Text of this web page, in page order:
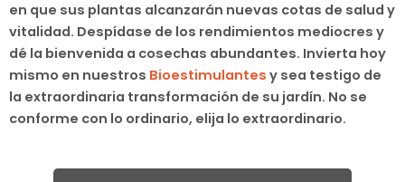
en que sus plantas alcanzarán nuevas cotas de salud y
vitalidad. Despídase de los rendimientos mediocres y
dé la bienvenida a cosechas abundantes. Invierta hoy
mismo en nuestros Bioestimulantes y sea testigo de
la extraordinaria transformación de su jardín. No se
conforme con lo ordinario, elija lo extraordinario.